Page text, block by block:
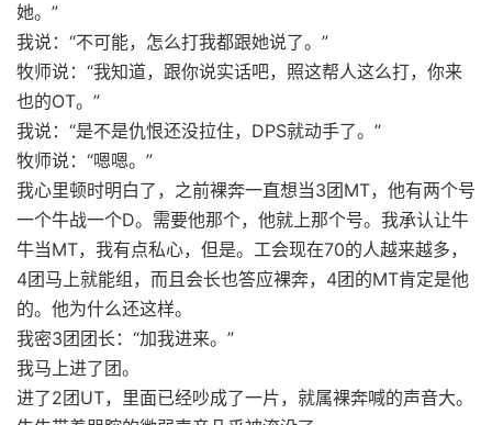
她。”
我说：“不可能，怎么打我都跟她说了。”
牧师说：“我知道，跟你说实话吧，照这帮人这么打，你来
也的OT。”
我说：“是不是仇恨还没拉住，DPS就动手了。”
牧师说：“嗯嗯。”
我心里顿时明白了，之前裸奔一直想当3团MT，他有两个号
一个牛战一个D。需要他那个，他就上那个号。我承认让牛
牛当MT，我有点私心，但是。工会现在70的人越来越多，
4团马上就能组，而且会长也答应裸奔，4团的MT肯定是他
的。他为什么还这样。
我密3团团长：“加我进来。”
我马上进了团。
进了2团UT，里面已经吵成了一片，就属裸奔喊的声音大。